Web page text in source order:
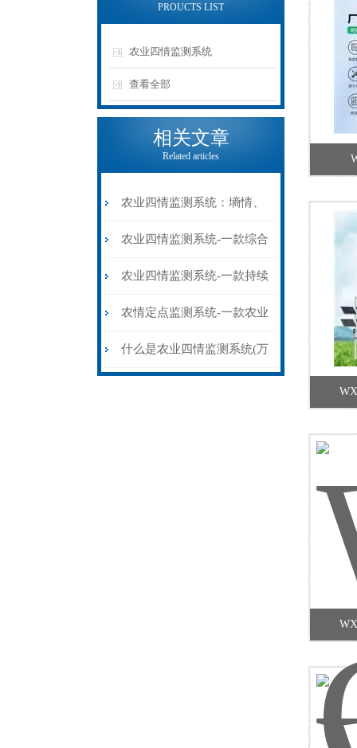
PROUCTS LIST
农业四情监测系统
查看全部
相关文章
Related articles
农业四情监测系统：墒情、
苗情、虫情、灾情一体化智
慧管理平台
农业四情监测系统-一款综合
解决的大田作物四情监测系
统2025全+境+派+送
农业四情监测系统-一款持续
发展的大田四情监测调度系
统2025全+境+派+送
农情定点监测系统-一款农业
生产系统的农业四情监测系
什么是农业四情监测系统(万